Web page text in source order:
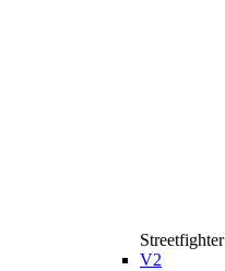
Streetfighter
V2